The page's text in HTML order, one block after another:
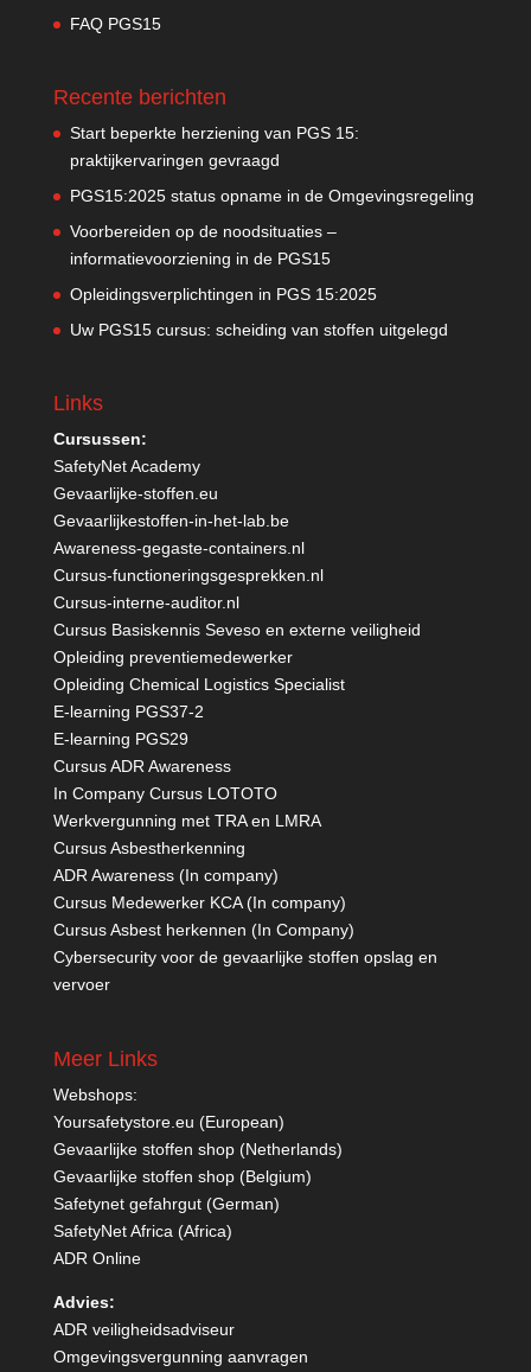
FAQ PGS15
Recente berichten
Start beperkte herziening van PGS 15:
praktijkervaringen gevraagd
PGS15:2025 status opname in de Omgevingsregeling
Voorbereiden op de noodsituaties –
informatievoorziening in de PGS15
Opleidingsverplichtingen in PGS 15:2025
Uw PGS15 cursus: scheiding van stoffen uitgelegd
Links
Cursussen:
SafetyNet Academy
Gevaarlijke-stoffen.eu
Gevaarlijkestoffen-in-het-lab.be
Awareness-gegaste-containers.nl
Cursus-functioneringsgesprekken.nl
Cursus-interne-auditor.nl
Cursus Basiskennis Seveso en externe veiligheid
Opleiding preventiemedewerker
Opleiding Chemical Logistics Specialist
E-learning PGS37-2
E-learning PGS29
Cursus ADR Awareness
In Company Cursus LOTOTO
Werkvergunning met TRA en LMRA
Cursus Asbestherkenning
ADR Awareness (In company)
Cursus Medewerker KCA (In company)
Cursus Asbest herkennen (In Company)
Cybersecurity voor de gevaarlijke stoffen opslag en
vervoer
Meer Links
Webshops:
Yoursafetystore.eu (European)
Gevaarlijke stoffen shop (Netherlands)
Gevaarlijke stoffen shop (Belgium)
Safetynet gefahrgut(German)
SafetyNet Africa (Africa)
ADR Online
Advies:
ADR veiligheidsadviseur
Omgevingsvergunning aanvragen